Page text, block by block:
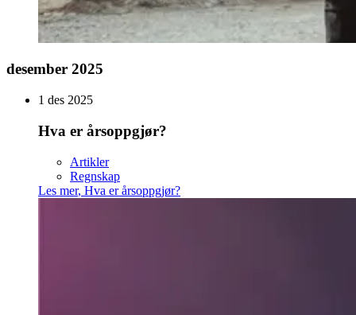
desember 2025
1 des 2025
Hva er årsoppgjør?
Artikler
Regnskap
Les mer, Hva er årsoppgjør?